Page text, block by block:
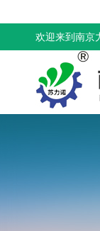
欢迎来到南京